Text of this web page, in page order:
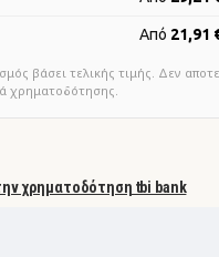
χρηματοδότηση tbi bank
Από 21,91
βάσει τελικής τιμής. Δεν
χρηματοδότησης.